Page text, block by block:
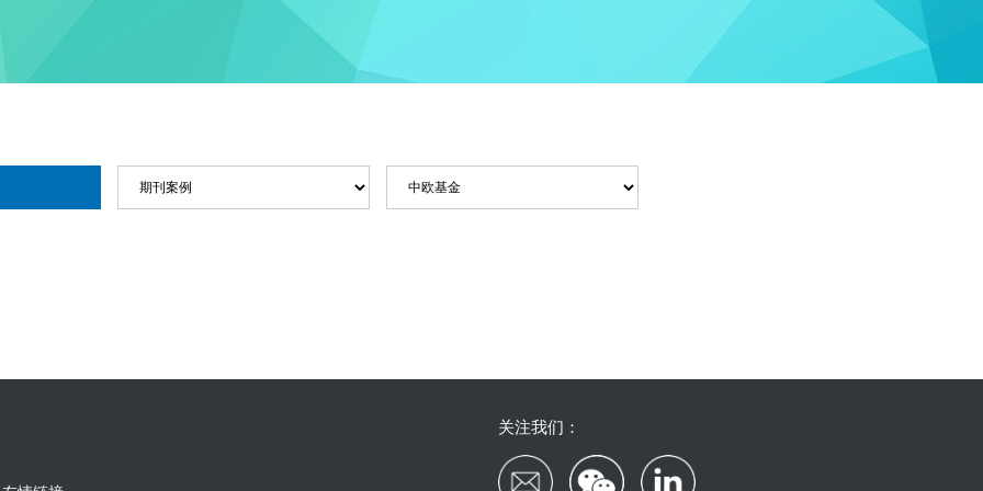
关注我们：